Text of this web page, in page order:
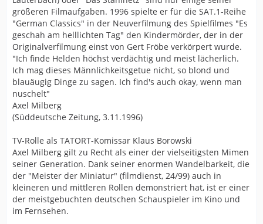
größeren Filmaufgaben. 1996 spielte er für die SAT.1-Reihe
"German Classics" in der Neuverfilmung des Spielfilmes "Es
geschah am helllichten Tag" den Kindermörder, der in der
Originalverfilmung einst von Gert Fröbe verkörpert wurde.
"Ich finde Helden höchst verdächtig und meist lächerlich.
Ich mag dieses Männlichkeitsgetue nicht, so blond und
blauäugig Dinge zu sagen. Ich find's auch okay, wenn man
nuschelt"
Axel Milberg
(Süddeutsche Zeitung, 3.11.1996)
TV-Rolle als TATORT-Komissar Klaus Borowski
Axel Milberg gilt zu Recht als einer der vielseitigsten Mimen
seiner Generation. Dank seiner enormen Wandelbarkeit, die
der "Meister der Miniatur" (filmdienst, 24/99) auch in
kleineren und mittleren Rollen demonstriert hat, ist er einer
der meistgebuchten deutschen Schauspieler im Kino und
im Fernsehen.